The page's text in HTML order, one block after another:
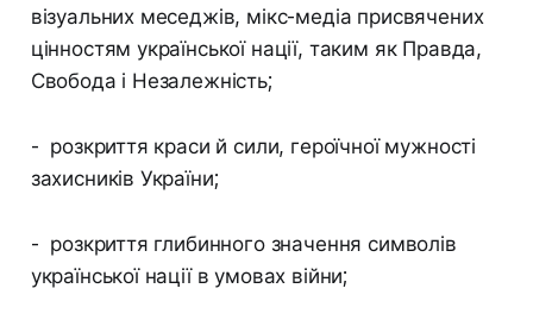
візуальних меседжів, мікс-медіа присвячених
цінностям української нації, таким як Правда,
Свобода і Незалежність;
- розкриття краси й сили, героїчної мужності
захисників України;
- розкриття глибинного значення символів
української нації в умовах війни;